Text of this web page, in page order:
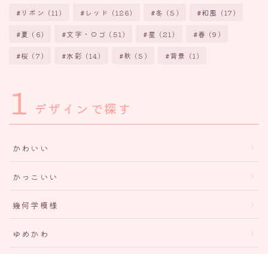
リボン (11) レッド (126) 冬 (5) 和風 (17)
夏 (6) 文字・ロゴ (51) 星 (21) 春 (9)
桜 (7) 水彩 (14) 秋 (5) 背景 (1)
1 デザインで探す
かわいい
かっこいい
幾何学模様
ゆめかわ